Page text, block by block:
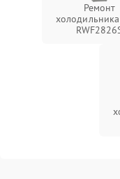
Ремонт